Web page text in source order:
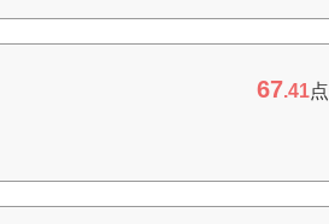
67.41点